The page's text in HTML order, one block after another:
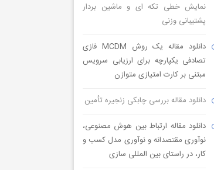
نمایش خطی تکه ای و ماشین بردار
پشتیبانی وزنی
دانلود مقاله یک روش MCDM فازی
تصادفی یکپارچه برای ارزیابی سرویس
مبتنی بر کارت امتیازی متوازن
دانلود مقاله بررسی چابکی زنجیره تأمین
دانلود مقاله ارتباط بین هوش مصنوعی،
نوآوری مقتصدانه و نوآوری مدل کسب و
کار، در راستای بین المللی سازی